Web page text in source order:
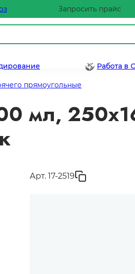
Запросить прайс
Работа в
прямоугольные
мл,
Арт. 17-2519